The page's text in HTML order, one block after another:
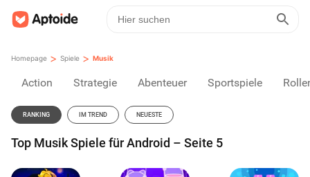
Homepage > Spiele > Musik
Action Strategie Abenteuer Sportspiele
RANKING IM TREND NEUESTE
Top Musik Spiele für Android – Seite 5